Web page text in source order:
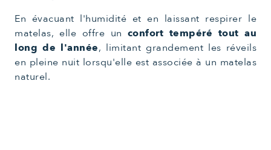
En évacuant l'humidité et en laissant respirer le
matelas, elle offre un confort tempéré tout au
long de l'année, limitant grandement les réveils
en pleine nuit lorsqu'elle est associée à un matelas
naturel.